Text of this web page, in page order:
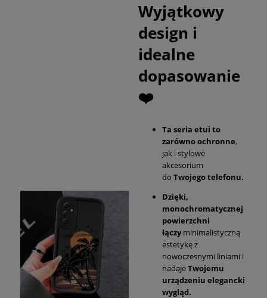
Wyjątkowy
design i
idealne
dopasowanie
❤️
Ta seria etui to
zarówno ochronne,
jak i stylowe
akcesorium
do Twojego telefonu.
Dzięki,
monochromatycznej
powierzchni
łączyminimalistyczną
estetykę z
nowoczesnymi liniami i
nadajeTwojemu
urządzeniu elegancki
wygląd.